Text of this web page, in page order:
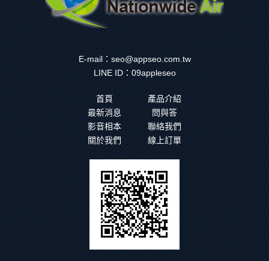
E-mail： seo@appseo.com.tw
LINE ID： 09appleseo
首頁
產品介紹
最新消息
問與答
影音相本
聯絡我們
關於我們
線上訂單